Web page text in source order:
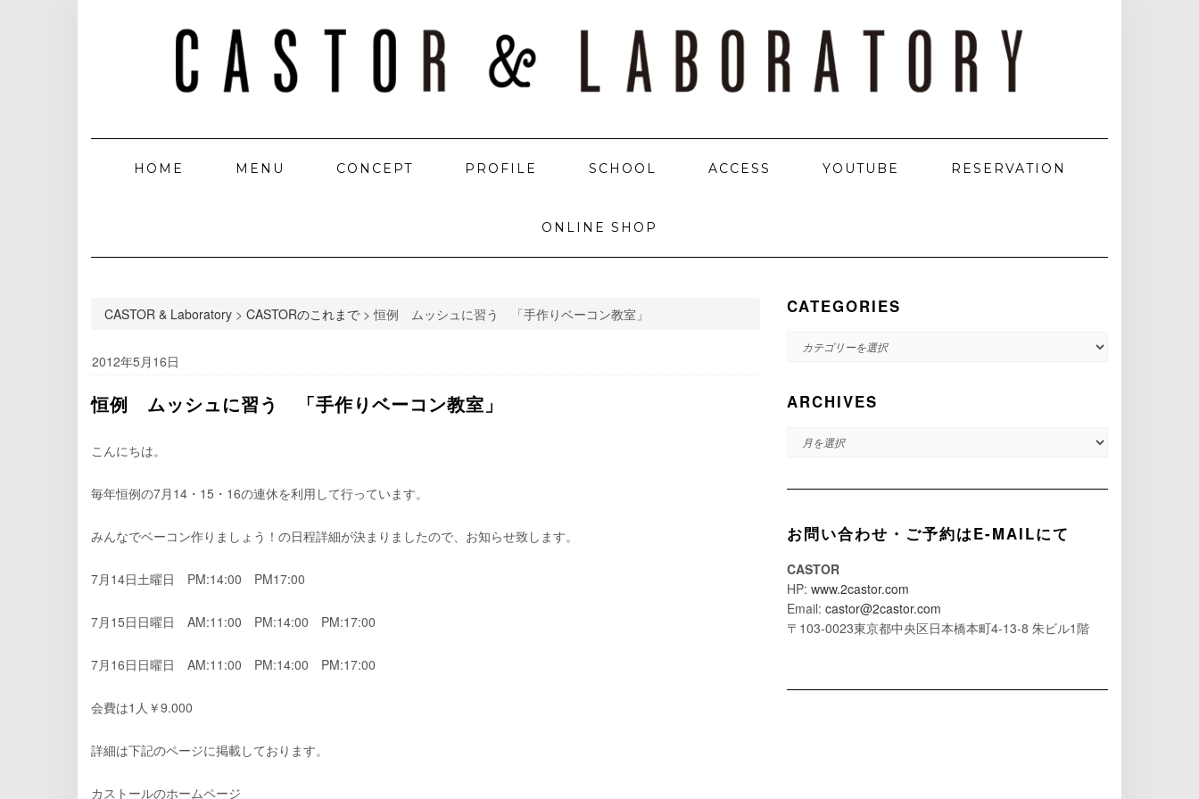
HOME MENU CONCEPT PROFILE SCHOOL ACCESS YOUTUBE RESERVATION
ONLINE SHOP
CASTOR & Laboratory > CASTORのこれまで >恒例 ムッシュに習う 「手作りベーコン教室」
2012年5月16日
恒例 ムッシュに習う 「手作りベーコン教室」
こんにちは。
毎年恒例の7月14・15・16の連休を利用して行っています。
みんなでベーコン作りましょう！の日程詳細が決まりましたので、お知らせ致します。
7月14日土曜日 PM:14:00 PM17:00
7月15日日曜日 AM:11:00 PM:14:00 PM:17:00
7月16日日曜日 AM:11:00 PM:14:00 PM:17:00
会費は1人￥9.000
詳細は下記のページに掲載しております。
カストールのホームページ
CATEGORIES
CATEGORIES
ARCHIVES
ARCHIVES
お問い合わせ・ご予約はE-MAILにて
CASTOR
HP: www.2castor.com
Email: castor@2castor.com
〒103-0023東京都中央区日本橋本町4-13-8 朱ビル1階